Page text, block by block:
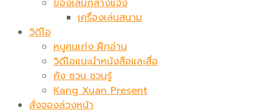
เครื่องเล่นสนาม
วิดีโอ
หนูคนเก่ง ฝึกอ่าน
วิดีโอแนะนำหนังสือและสื่อ
คัง ซวน ชวนรู้
Kang Xuan Present
สั่งจองล่วงหน้า